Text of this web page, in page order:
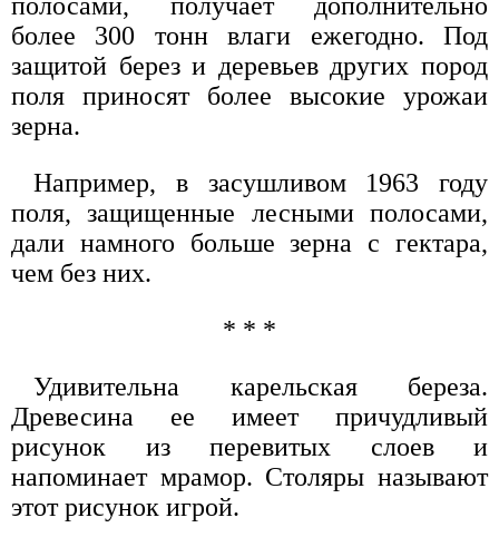
более 300 тонн влаги ежегодно. Под
защитой берез и деревьев других пород
поля приносят более высокие урожаи
зерна.
Например, в засушливом 1963 году
поля, защищенные лесными полосами,
дали намного больше зерна с гектара,
чем без них.
* * *
Удивительна карельская береза.
Древесина ее имеет причудливый
рисунок из перевитых слоев и
напоминает мрамор. Столяры называют
этот рисунок игрой.